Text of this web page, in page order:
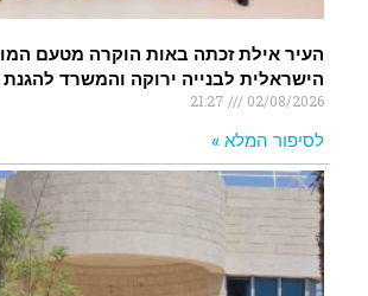
העיר אילת זכתה באות הוקרה מטעם
הישראלית לבנייה ירוקה והמשרד
02/08/2026
לסיפור המלא »